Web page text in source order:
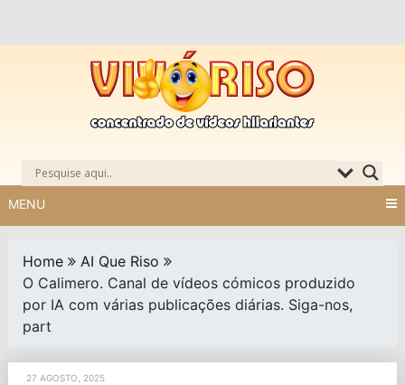
MENU
Home
AI Que Riso
O Calimero. Canal de vídeos cómicos produzido
por IA com várias publicações diárias. Siga-nos,
part
27 AGOSTO, 2025